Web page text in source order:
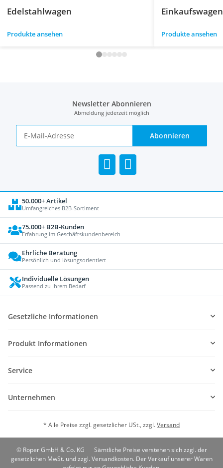
Edelstahlwagen
Produkte ansehen
Einkaufswagen
Produkte ansehen
Newsletter Abonnieren
Abmeldung jederzeit möglich
Abonnieren
50.000+ Artikel
Umfangreiches B2B-Sortiment
75.000+ B2B-Kunden
Erfahrung im Geschäftskundenbereich
Ehrliche Beratung
Persönlich und lösungsorientiert
Individuelle Lösungen
Passend zu Ihrem Bedarf
Gesetzliche Informationen
Produkt Informationen
Service
Unternehmen
* Alle Preise zzgl. gesetzlicher USt., zzgl.Versand
© Roper GmbH & Co. KG
Sämtliche Preise verstehen sich zzgl. der
gesetzlichen MwSt. und zzgl. Versandkosten. Der Verkauf unserer Waren